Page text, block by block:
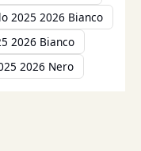
2025 2026 Bianco
2026 Bianco
2026 Nero